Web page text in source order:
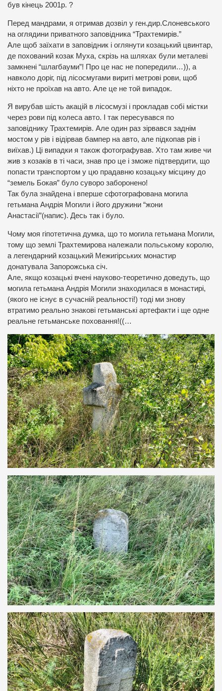
був кінець 2001р. ?
Перед мандрами, я отримав дозвіл у ген.дир.Слоневського
на оглядини приватного заповідника “Трахтемирів.”
Але щоб заїхати в заповідник і оглянути козацький цвинтар,
де похований козак Муха, скрізь на шляхах були металеві
замкнені “шлагбауми”! Про це нас не попередили…)), а
навколо доріг, під лісосмугами вириті метрові рови, щоб
ніхто не проїхав на авто. Але це не той випадок.
Я вирубав шість акацій в лісосмузі і прокладав собі містки
через рови під колеса авто. І так пересувався по
заповіднику Трахтемирів. Але один раз зірвався заднім
мостом у рів і відірвав бампер на авто, але підкопав рів і
виїхав.) Ці випадки я також фотографував. Хто там живе чи
жив з козаків в ті часи, знав про це і зможе підтвердити, що
попасти транспортом у цю прадавню козацьку місцину до
“земель Бокая” було суворо заборонено!
Так була знайдена і вперше сфотографована могила
гетьмана Андрія Могили і його дружини “жони
Анастасії”(напис). Десь так і було.
Чому моя гіпотетична думка, що то могила гетьмана Могили,
тому що землі Трахтемирова належали польському королю,
а легендарний козацький Межигірських монастир
донатувала Запорожська січ.
Але, якщо козацькі вчені науково-теоретично доведуть, що
могила гетьмана Андрія Могили знаходилася в монастирі,
(якого не існує в сучасній реальності!) тоді ми знову
втратимо реально знакові гетьманські артефакти і ще одне
реальне гетьманське поховання!((…